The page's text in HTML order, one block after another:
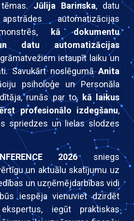
tēmas.Jūlija Barinska, datu
automatizācijas
kā dokumentu
datu automatizācijas
ietaupīt laiku un
Savukārt noslēgumāAnita
psiholoģe un Personāla
runās par to, kā laikus
profesionālo izdegšanu,
spriedzes un lielas slodzes
2026sniegs
un aktuālu skatījumu uz
un uzņēmējdarbības vidi
iespēja vienuviet dzirdēt
iegūt praktiskas